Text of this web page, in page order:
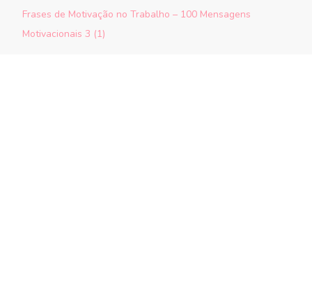
Frases de Motivação no Trabalho – 100 Mensagens
Motivacionais 3 (1)